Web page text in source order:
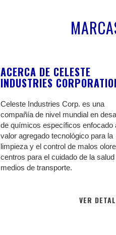
ACERCA DE CELESTE
INDUSTRIES
Celeste Industries Corp. es una
compañía de nivel mundial en
de químicos específicos enfocado
valor agregado tecnológico para la
limpieza y el control de malos
centros para el cuidado de la
medios de transporte.
VER